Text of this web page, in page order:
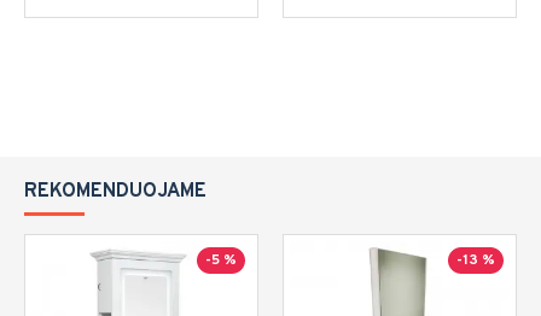
REKOMENDUOJAME
-5 % -13 %